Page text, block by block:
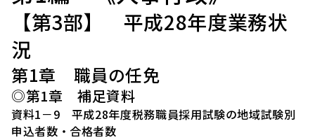
【第3部】 平成28年度業務状
況
第1章 職員の任免
◎第1章 補足資料
資料1－9 平成28年度税務職員採用試験の地域試験別
申込者数・合格者数